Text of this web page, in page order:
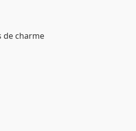
de charme